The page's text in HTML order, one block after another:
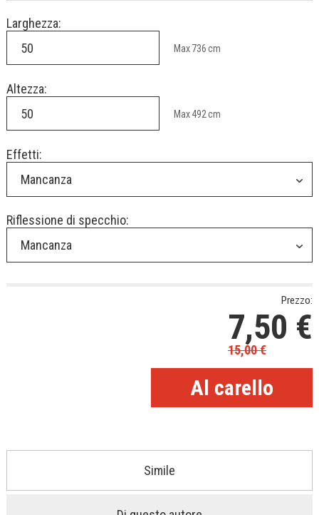
Larghezza:
Max736cm
Altezza:
Max492cm
Effetti:
Mancanza
Riflessione di specchio:
Mancanza
Prezzo:
7,50 €
15,00€
Simile